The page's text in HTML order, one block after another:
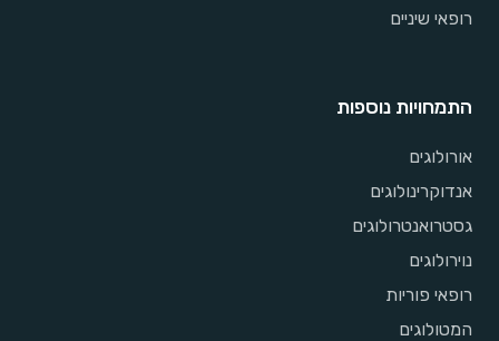
רופאי שיניים
התמחויות נוספות
אורולוגים
אנדוקרינולוגים
גסטרואנטרולוגים
נוירולוגים
רופאי פוריות
המטולוגים